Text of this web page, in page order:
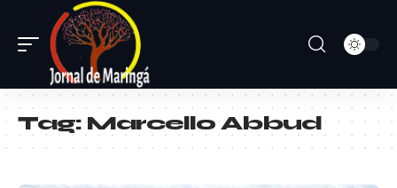
Tag:Marcello Abbud